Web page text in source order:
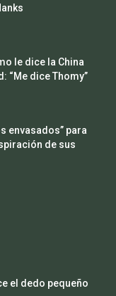
le dice la China
“Me dice Thomy”
envasados” para
de sus
el dedo pequeño